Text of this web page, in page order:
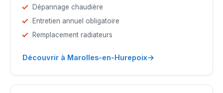
Dépannage chaudière
Entretien annuel obligatoire
Remplacement radiateurs
Découvrir à Marolles-en-Hurepoix→